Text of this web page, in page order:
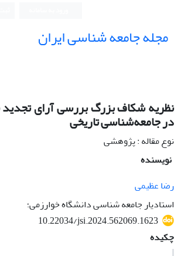
مجله جامعه شناسی ایران
نظریه شکاف بزرگ بررسی آرای تجدید
در جامعه‌شناسی تاریخی
نوع مقاله : پژوهشی
نویسنده
رضا عظیمی
استادیار جامعه شناسی دانشگاه خوارزمی؛
10.22034/jsi.2024.562069.1623
چکیده